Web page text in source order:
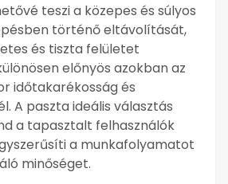
teszi a közepes és súlyos
történő eltávolítását,
és tiszta felületet
előnyös azokban az
időtakarékosság és
A paszta ideális választás
a tapasztalt felhasználók
a munkafolyamatot
minőséget.